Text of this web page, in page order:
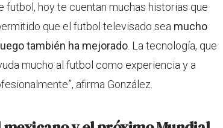
futbol, hoy te cuentan muchas historias que
que el futbol televisado sea mucho
también ha mejorado . La tecnología, que
mucho al futbol como experiencia y a
afirma González.